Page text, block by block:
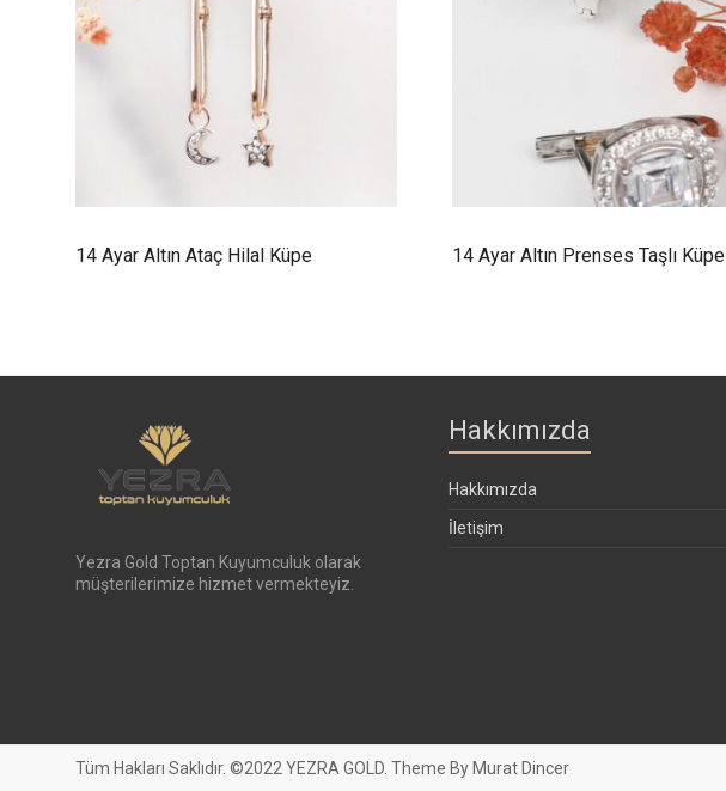
14 Ayar Altın Ataç Hilal Küpe 14 Ayar Altın Prenses Taşlı Küpe
Yezra Gold Toptan Kuyumculuk olarak
müşterilerimize hizmet vermekteyiz.
Hakkımızda
Hakkımızda
İletişim
Tüm Hakları Saklıdır. ©2022 YEZRA GOLD. Theme By Murat Dincer